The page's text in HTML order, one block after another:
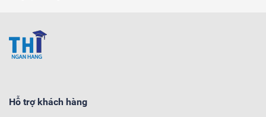
Hỗ trợ khách hàng